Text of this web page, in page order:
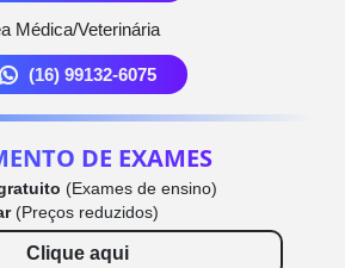
Médica/Veterinária
(16) 99132-6075
DE EXAMES
(Exames de ensino)
(Preços reduzidos)
Clique aqui